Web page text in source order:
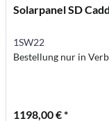
Solarpanel SD
1SW22
Bestellung nur in
1198,00 € *